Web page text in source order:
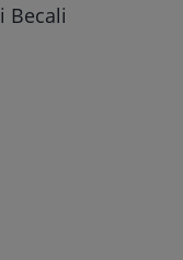
Becali